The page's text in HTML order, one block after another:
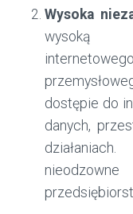
Wysoka
wysoką
dostępie do
danych,
nieodzowne